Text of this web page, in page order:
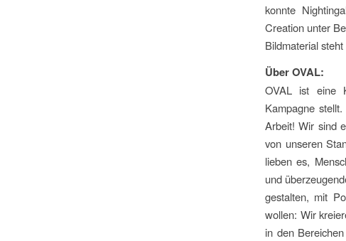
konnte
Creation unter
Bildmaterial
Über OVAL:
OVAL ist eine
Kampagne
Arbeit! Wir sind
von unseren
lieben es,
und
gestalten, mit
wollen: Wir
in den